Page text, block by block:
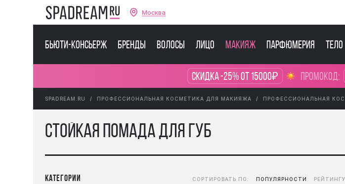
Москва
Бьюти-консьерж Бренды Волосы Лицо Макияж Парфюмерия Тело
Скидка -25% от 15000₽ промокод:
SPADREAM.RU ПРОФЕССИОНАЛЬНАЯ КОСМЕТИКА ДЛЯ МАКИЯЖА ПРОФЕССИОНАЛЬНАЯ
Стойкая помада для губ
категории СОРТИРОВАТЬ ПО: ПОПУЛЯРНОСТИ РЕЙТИНГУ